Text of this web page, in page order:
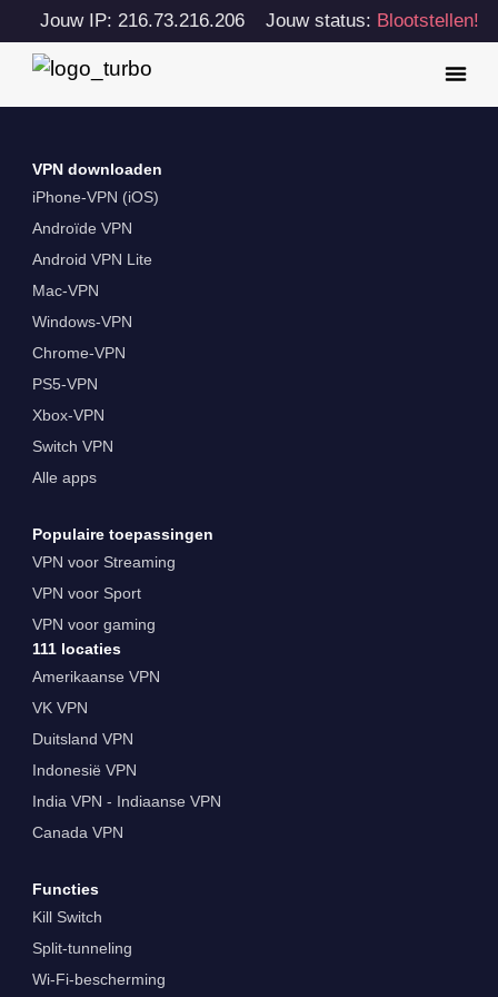
Jouw IP: 216.73.216.206 Jouw status: Blootstellen!
VPN downloaden
iPhone-VPN (iOS)
Androïde VPN
Android VPN Lite
Mac-VPN
Windows-VPN
Chrome-VPN
PS5-VPN
Xbox-VPN
Switch VPN
Alle apps
Populaire toepassingen
VPN voor Streaming
VPN voor Sport
VPN voor gaming
111 locaties
Amerikaanse VPN
VK VPN
Duitsland VPN
Indonesië VPN
India VPN - Indiaanse VPN
Canada VPN
Functies
Kill Switch
Split-tunneling
Wi-Fi-bescherming